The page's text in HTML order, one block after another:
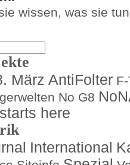
wissen, was sie tun
März AntiFolter
No G8
here
International